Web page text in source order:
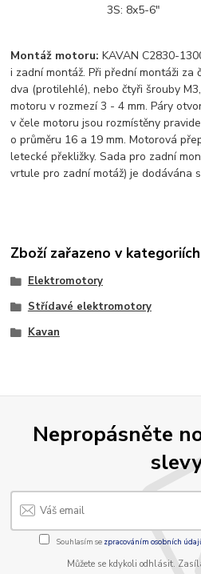
3S: 8x5-6"
Montáž motoru: KAVAN C2830-
i zadní montáž. Při přední montáži za
dva (protilehlé), nebo čtyři šrouby
motoru v rozmezí 3 - 4 mm. Páry
v čele motoru jsou rozmístěny
o průměru 16 a 19 mm. Motorová
letecké překližky. Sada pro zadní
vrtule pro zadní motáž) je dodávána
Zboží zařazeno v kategoriích
Elektromotory
Střídavé elektromotory
Kavan
Nepropásněte
Souhlasím se zpracováním osobních
Můžete se kdykoli odhlásit.